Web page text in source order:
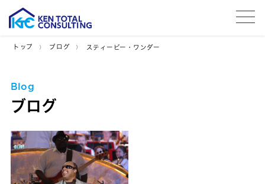
トップ ブログ スティービー・ワンダー
Blog
ブログ